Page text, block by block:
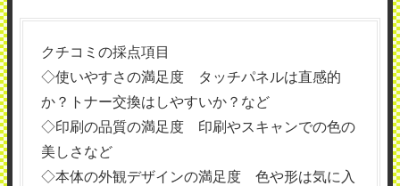
クチコミの採点項目
◇使いやすさの満足度 タッチパネルは直感的
か？トナー交換はしやすいか？など
◇印刷の品質の満足度 印刷やスキャンでの色の
美しさなど
◇本体の外観デザインの満足度 色や形は気に入